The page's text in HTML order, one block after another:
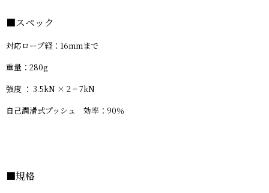
■スペック
対応ロープ経：16mmまで
重量：280g
強度 ： 3.5kN × 2 = 7kN
自己潤滑式プッシュ 効率：90％
■規格